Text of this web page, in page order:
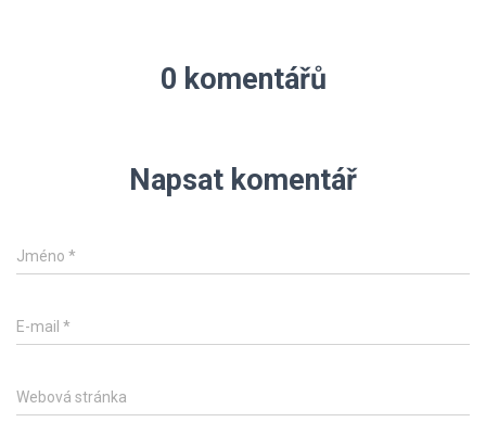
0 komentářů
Napsat komentář
Jméno *
E-mail *
Webová stránka